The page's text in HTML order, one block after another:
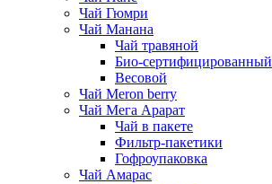
Чай Гюмри
Чай Манана
Чай травяной
Био-сертифицированный
Весовой
Чай Meron berry
Чай Мега Арарат
Чай в пакете
Фильтр-пакетики
Гофроупаковка
Чай Амарас